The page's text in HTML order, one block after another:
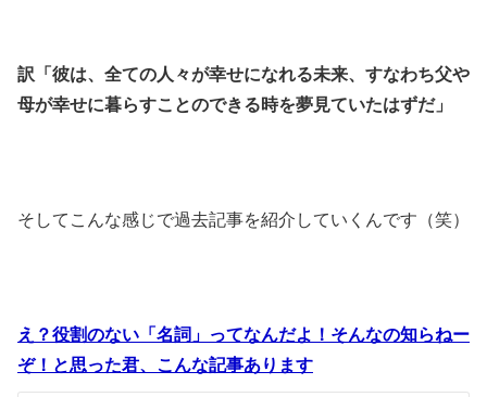
訳「彼は、全ての人々が幸せになれる未来、すなわち父や
母が幸せに暮らすことのできる時を夢見ていたはずだ」
そしてこんな感じで過去記事を紹介していくんです（笑）
え？役割のない「名詞」ってなんだよ！そんなの知らねー
ぞ！と思った君、こんな記事あります